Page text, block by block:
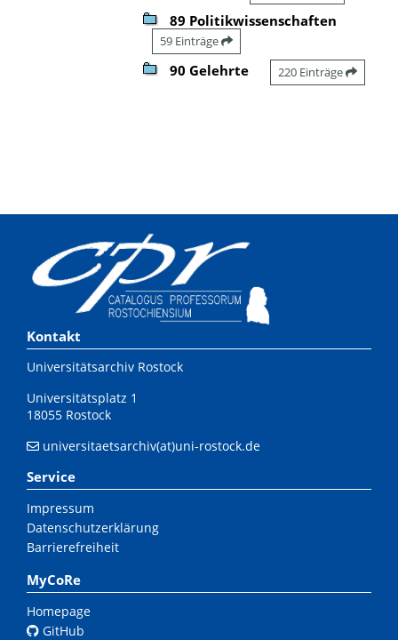
89 Politikwissenschaften
59 Einträge
90 Gelehrte 220 Einträge
Kontakt
Universitätsarchiv Rostock
Universitätsplatz 1
18055 Rostock
universitaetsarchiv(at)uni-rostock.de
Service
Impressum
Datenschutzerklärung
Barrierefreiheit
MyCoRe
Homepage
GitHub